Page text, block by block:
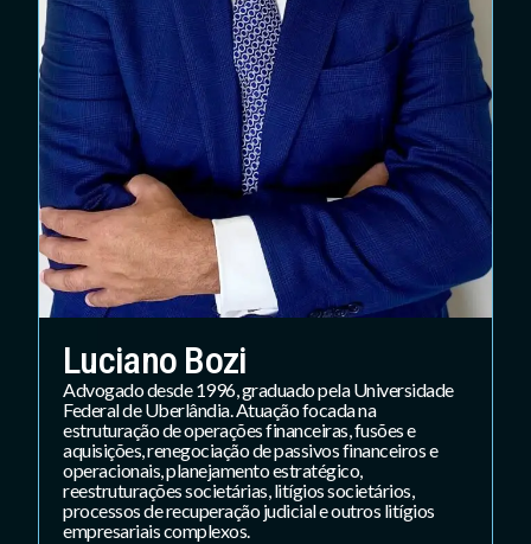
Luciano Bozi
Advogado desde 1996, graduado pela Universidade
Federal de Uberlândia. Atuação focada na
estruturação de operações financeiras, fusões e
aquisições, renegociação de passivos financeiros e
operacionais, planejamento estratégico,
reestruturações societárias, litígios societários,
processos de recuperação judicial e outros litígios
empresariais complexos.